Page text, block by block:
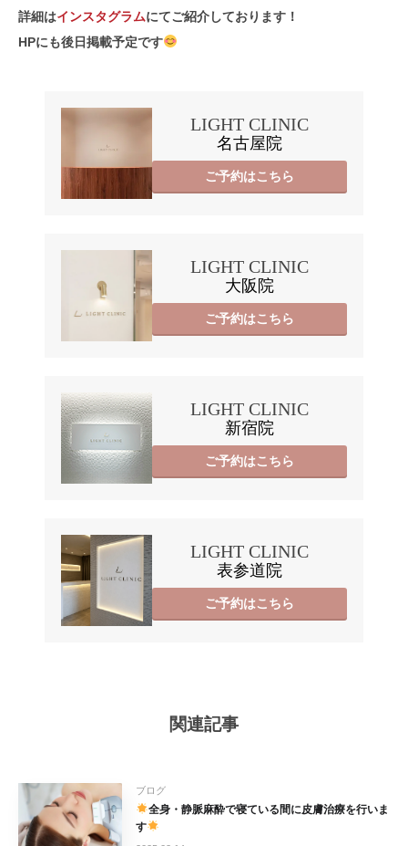
詳細はインスタグラムにてご紹介しております！
HPにも後日掲載予定です
LIGHT CLINIC
名古屋院
ご予約はこちら
LIGHT CLINIC
大阪院
ご予約はこちら
LIGHT CLINIC
新宿院
ご予約はこちら
LIGHT CLINIC
表参道院
ご予約はこちら
関連記事
ブログ
全身・静脈麻酔で寝ている間に皮膚治療を行いま
す